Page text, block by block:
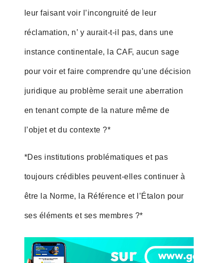
leur faisant voir l’incongruité de leur
réclamation, n’ y aurait-t-il pas, dans une
instance continentale, la CAF, aucun sage
pour voir et faire comprendre qu’une décision
juridique au problème serait une aberration
en tenant compte de la nature même de
l’objet et du contexte ?*
*Des institutions problématiques et pas
toujours crédibles peuvent-elles continuer à
être la Norme, la Référence et l’Étalon pour
ses éléments et ses membres ?*